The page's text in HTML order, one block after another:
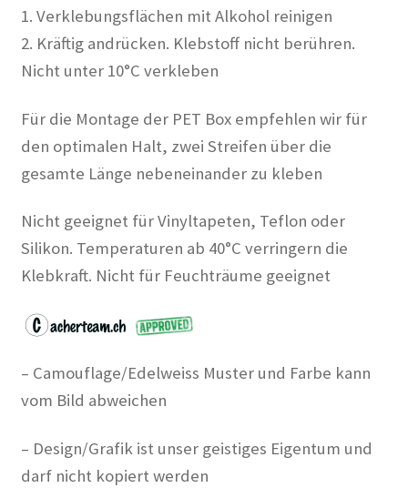
1. Verklebungsflächen mit Alkohol reinigen
2. Kräftig andrücken. Klebstoff nicht berühren.
Nicht unter 10°C verkleben
Für die Montage der PET Box empfehlen wir für
den optimalen Halt, zwei Streifen über die
gesamte Länge nebeneinander zu kleben
Nicht geeignet für Vinyltapeten, Teflon oder
Silikon. Temperaturen ab 40°C verringern die
Klebkraft. Nicht für Feuchträume geeignet
– Camouflage/Edelweiss Muster und Farbe kann
vom Bild abweichen
– Design/Grafik ist unser geistiges Eigentum und
darf nicht kopiert werden